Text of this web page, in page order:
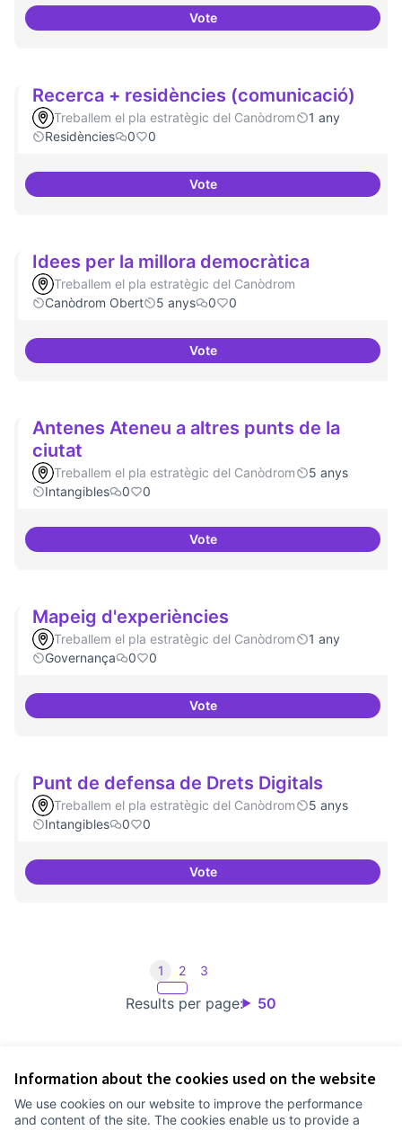
Information about the cookies used on the website
We use cookies on our website to improve the performance
and content of the site. The cookies enable us to provide a
VoteRelatoria col·laborativa
Recerca + residències (comunicació)
Treballem el pla estratègic del Canòdrom
1 any
Residències
0 0
VoteRecerca + residències
Idees per la millora democràtica
Treballem el pla estratègic del Canòdrom
Canòdrom Obert
5 anys 0 0
VoteIdees per la millora democràtica
Antenes Ateneu a altres punts de la
ciutat
Treballem el pla estratègic del Canòdrom
5 anys
Intangibles
0 0
VoteAntenes Ateneu a altres punts
Mapeig d'experiències
Treballem el pla estratègic del Canòdrom
1 any
Governança
0 0
VoteMapeig d'experiències
Punt de defensa de Drets Digitals
Treballem el pla estratègic del Canòdrom
5 anys
Intangibles
0 0
VotePunt de defensa de Drets
Results per page: 50
1 2 3
Cookie settings
Comunitat Canòdrom at Facebook
(External link)
Comunitat Canòdrom at Instagram
(External link)
Comunitat Canòdrom at YouTube
(External link)